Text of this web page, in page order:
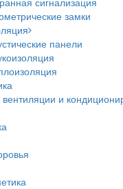
замки
панели
и